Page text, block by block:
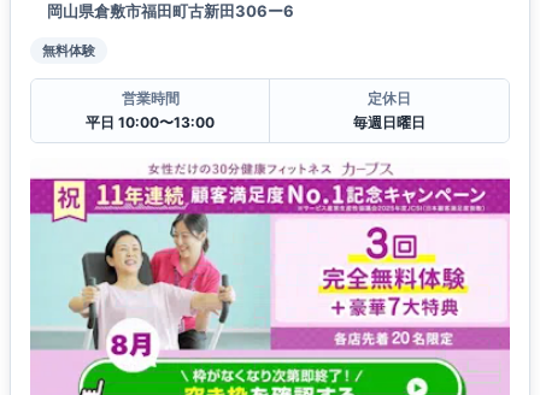
岡山県倉敷市福田町古新田306ー6
無料体験
営業時間
平日 10:00〜13:00
定休日
毎週日曜日